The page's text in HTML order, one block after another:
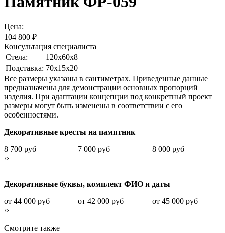
Цена:
104 800 ₽
Консультация специалиста
Стела:
120х60х8
Подставка: 70х15х20
Все размеры указаны в сантиметрах. Приведенные данные
предназначены для демонстрации основных пропорций
изделия. При адаптации концепции под конкретный проект
размеры могут быть изменены в соответствии с его
особенностями.
Декоративные кресты на памятник
8 700 руб
7 000 руб
8 000 руб
‹›
Декоративные буквы, комплект ФИО и даты
от 44 000 руб
от 42 000 руб
от 45 000 руб
‹›
Смотрите также